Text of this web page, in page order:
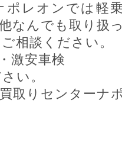
ポレオンでは軽
なんでも取り扱
相談ください。
激安車検
い。
取りセンターナ